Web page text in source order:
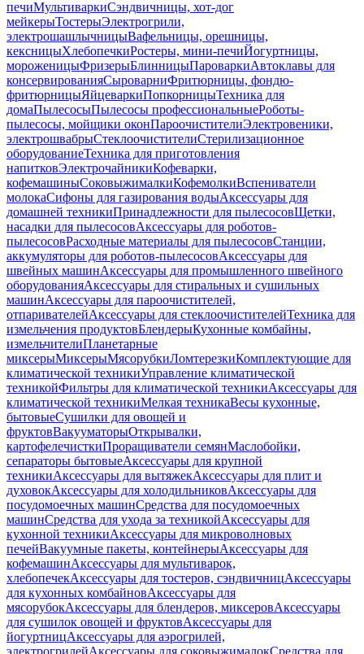
печиМультиваркиСэндвичницы, хот-дог
мейкерыТостерыЭлектрогрили,
электрошашлычницыВафельницы, орешницы,
кексницыХлебопечкиРостеры, мини-печиЙогуртницы,
мороженицыФризерыБлинницыПароваркиАвтоклавы для
консервированияСыроварниФритюрницы, фондю-
фритюрницыЯйцеваркиПопкорницыТехника для
домаПылесосыПылесосы профессиональныеРоботы-
пылесосы, мойщики оконПароочистителиЭлектровеники,
электрошвабрыСтеклоочистителиСтерилизационное
оборудованиеТехника для приготовления
напитковЭлектрочайникиКофеварки,
кофемашиныСоковыжималкиКофемолкиВспениватели
молокаСифоны для газирования водыАксессуары для
домашней техникиПринадлежности для пылесосовЩетки,
насадки для пылесосовАксессуары для роботов-
пылесосовРасходные материалы для пылесосовСтанции,
аккумуляторы для роботов-пылесосовАксессуары для
швейных машинАксессуары для промышленного швейного
оборудованияАксессуары для стиральных и сушильных
машинАксессуары для пароочистителей,
отпаривателейАксессуары для стеклоочистителейТехника для
измельчения продуктовБлендерыКухонные комбайны,
измельчителиПланетарные
миксерыМиксерыМясорубкиЛомтерезкиКомплектующие для
климатической техникиУправление климатической
техникойФильтры для климатической техникиАксессуары для
климатической техникиМелкая техникаВесы кухонные,
бытовыеСушилки для овощей и
фруктовВакууматорыОткрывалки,
картофелечисткиПроращиватели семянМаслобойки,
сепараторы бытовыеАксессуары для крупной
техникиАксессуары для вытяжекАксессуары для плит и
духовокАксессуары для холодильниковАксессуары для
посудомоечных машинСредства для посудомоечных
машинСредства для ухода за техникойАксессуары для
кухонной техникиАксессуары для микроволновых
печейВакуумные пакеты, контейнерыАксессуары для
кофемашинАксессуары для мультиварок,
хлебопечекАксессуары для тостеров, сэндвичницАксессуары
для кухонных комбайновАксессуары для
мясорубокАксессуары для блендеров, миксеровАксессуары
для сушилок овощей и фруктовАксессуары для
йогуртницАксессуары для аэрогрилей,
электрогрилейАксессуары для соковыжималокСредства для